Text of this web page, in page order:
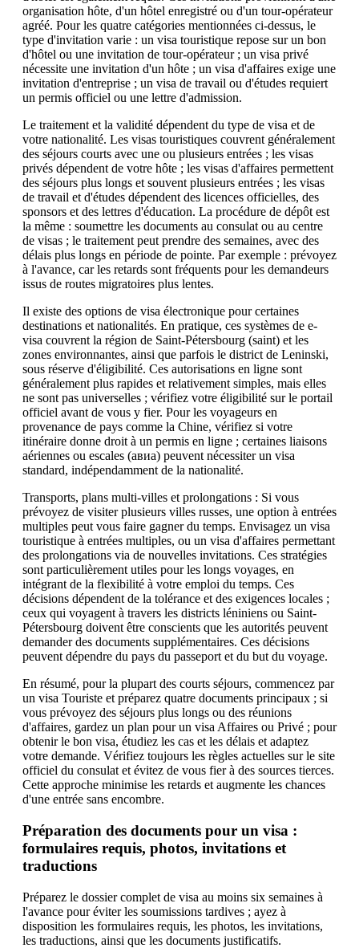
organisation hôte, d'un hôtel enregistré ou d'un tour-opérateur
agréé. Pour les quatre catégories mentionnées ci-dessus, le
type d'invitation varie : un visa touristique repose sur un bon
d'hôtel ou une invitation de tour-opérateur ; un visa privé
nécessite une invitation d'un hôte ; un visa d'affaires exige une
invitation d'entreprise ; un visa de travail ou d'études requiert
un permis officiel ou une lettre d'admission.
Le traitement et la validité dépendent du type de visa et de
votre nationalité. Les visas touristiques couvrent généralement
des séjours courts avec une ou plusieurs entrées ; les visas
privés dépendent de votre hôte ; les visas d'affaires permettent
des séjours plus longs et souvent plusieurs entrées ; les visas
de travail et d'études dépendent des licences officielles, des
sponsors et des lettres d'éducation. La procédure de dépôt est
la même : soumettre les documents au consulat ou au centre
de visas ; le traitement peut prendre des semaines, avec des
délais plus longs en période de pointe. Par exemple : prévoyez
à l'avance, car les retards sont fréquents pour les demandeurs
issus de routes migratoires plus lentes.
Il existe des options de visa électronique pour certaines
destinations et nationalités. En pratique, ces systèmes de e-
visa couvrent la région de Saint-Pétersbourg (saint) et les
zones environnantes, ainsi que parfois le district de Leninski,
sous réserve d'éligibilité. Ces autorisations en ligne sont
généralement plus rapides et relativement simples, mais elles
ne sont pas universelles ; vérifiez votre éligibilité sur le portail
officiel avant de vous y fier. Pour les voyageurs en
provenance de pays comme la Chine, vérifiez si votre
itinéraire donne droit à un permis en ligne ; certaines liaisons
aériennes ou escales (авиа) peuvent nécessiter un visa
standard, indépendamment de la nationalité.
Transports, plans multi-villes et prolongations : Si vous
prévoyez de visiter plusieurs villes russes, une option à entrées
multiples peut vous faire gagner du temps. Envisagez un visa
touristique à entrées multiples, ou un visa d'affaires permettant
des prolongations via de nouvelles invitations. Ces stratégies
sont particulièrement utiles pour les longs voyages, en
intégrant de la flexibilité à votre emploi du temps. Ces
décisions dépendent de la tolérance et des exigences locales ;
ceux qui voyagent à travers les districts léniniens ou Saint-
Pétersbourg doivent être conscients que les autorités peuvent
demander des documents supplémentaires. Ces décisions
peuvent dépendre du pays du passeport et du but du voyage.
En résumé, pour la plupart des courts séjours, commencez par
un visa Touriste et préparez quatre documents principaux ; si
vous prévoyez des séjours plus longs ou des réunions
d'affaires, gardez un plan pour un visa Affaires ou Privé ; pour
obtenir le bon visa, étudiez les cas et les délais et adaptez
votre demande. Vérifiez toujours les règles actuelles sur le site
officiel du consulat et évitez de vous fier à des sources tierces.
Cette approche minimise les retards et augmente les chances
d'une entrée sans encombre.
Préparation des documents pour un visa :
formulaires requis, photos, invitations et
traductions
Préparez le dossier complet de visa au moins six semaines à
l'avance pour éviter les soumissions tardives ; ayez à
disposition les formulaires requis, les photos, les invitations,
les traductions, ainsi que les documents justificatifs.